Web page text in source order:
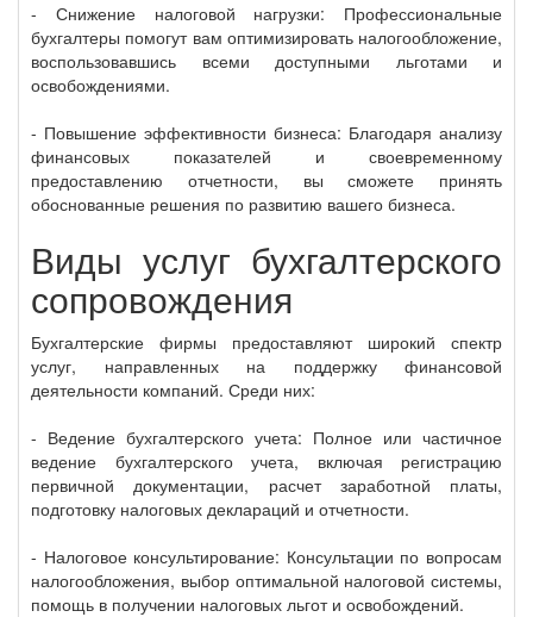
- Снижение налоговой нагрузки: Профессиональные
бухгалтеры помогут вам оптимизировать налогообложение,
воспользовавшись всеми доступными льготами и
освобождениями.
- Повышение эффективности бизнеса: Благодаря анализу
финансовых показателей и своевременному
предоставлению отчетности, вы сможете принять
обоснованные решения по развитию вашего бизнеса.
Виды услуг бухгалтерского
сопровождения
Бухгалтерские фирмы предоставляют широкий спектр
услуг, направленных на поддержку финансовой
деятельности компаний. Среди них:
- Ведение бухгалтерского учета: Полное или частичное
ведение бухгалтерского учета, включая регистрацию
первичной документации, расчет заработной платы,
подготовку налоговых деклараций и отчетности.
- Налоговое консультирование: Консультации по вопросам
налогообложения, выбор оптимальной налоговой системы,
помощь в получении налоговых льгот и освобождений.